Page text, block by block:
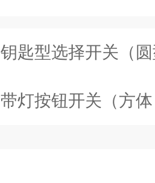
钥匙型选择开关（
带灯按钮开关（方